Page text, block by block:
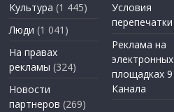
Культура (1 445)
Люди (1 041)
На правах
рекламы (324)
Новости
партнеров (269)
Условия
перепечатки
Реклама на
электронных
площадках 9
Канала